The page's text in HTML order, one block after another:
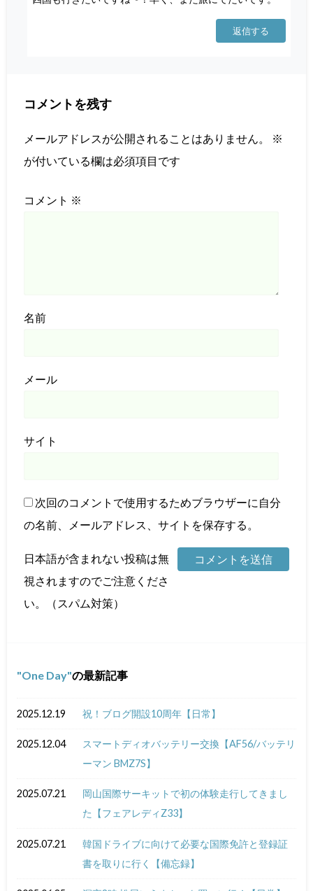
返信する
コメントを残す
メールアドレスが公開されることはありません。
※
が付いている欄は必須項目です
コメント ※
名前
メール
サイト
次回のコメントで使用するためブラウザーに自分
の名前、メールアドレス、サイトを保存する。
日本語が含まれない投稿は無
視されますのでご注意くださ
い。（スパム対策）
One Day の最新記事
2025.12.19 祝！ブログ開設10周年【日常】
2025.12.04
スマートディオバッテリー交換【AF56/バッテリ
ーマン BMZ7S】
2025.07.21
岡山国際サーキットで初の体験走行してきまし
た【フェアレディZ33】
2025.07.21
韓国ドライブに向けて必要な国際免許と登録証
書を取りに行く【備忘録】